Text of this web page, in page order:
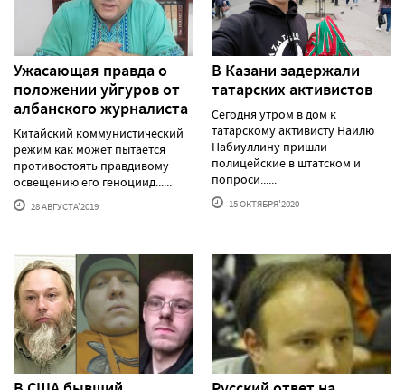
Ужасающая правда о
положении уйгуров от
албанского журналиста
Китайский коммунистический
режим как может пытается
противостоять правдивому
освещению его геноциид......
28 АВГУСТА'2019
В Казани задержали
татарских активистов
Сегодня утром в дом к
татарскому активисту Наилю
Набиуллину пришли
полицейские в штатском и
попроси......
15 ОКТЯБРЯ'2020